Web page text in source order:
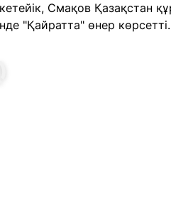
Смақов Қазақстан
"Қайратта" өнер көрсетті.